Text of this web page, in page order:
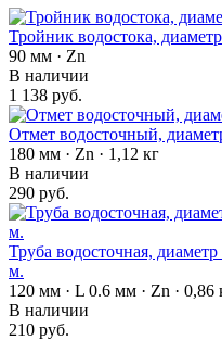
Тройник водостока,
90 мм · Zn
В наличии
1 138 руб.
Отмет водосточный,
180 мм · Zn · 1,12 кг
В наличии
290 руб.
Труба водосточная,
м.
120 мм · L 0.6 мм · Zn · 0,86
В наличии
210 руб.